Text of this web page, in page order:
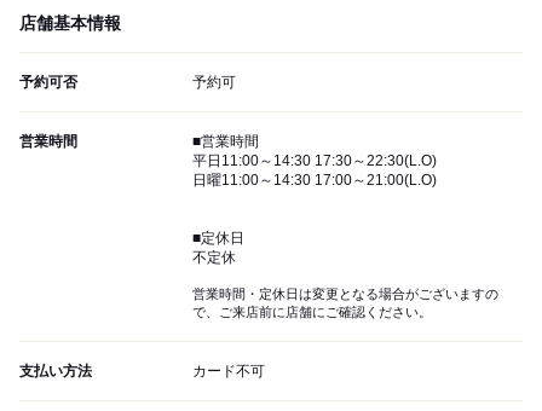
店舗基本情報
予約可否 予約可
営業時間
■営業時間
平日11:00～14:30 17:30～22:30(L.O)
日曜11:00～14:30 17:00～21:00(L.O)
■定休日
不定休
営業時間・定休日は変更となる場合がございますの
で、ご来店前に店舗にご確認ください。
支払い方法 カード不可